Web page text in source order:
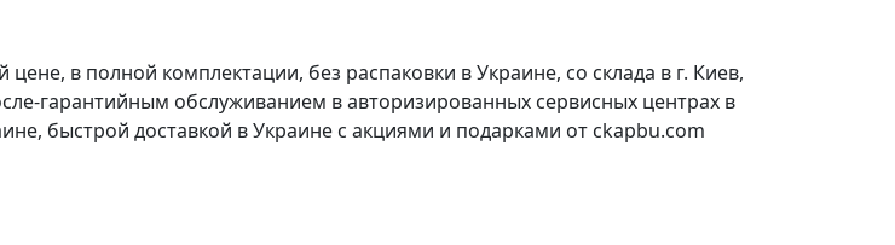
в полной комплектации, без распаковки в Украине, со склада в г. Киев,
гарантийным обслуживанием в авторизированных сервисных центрах в
быстрой доставкой в Украине с акциями и подарками от ckapbu.com